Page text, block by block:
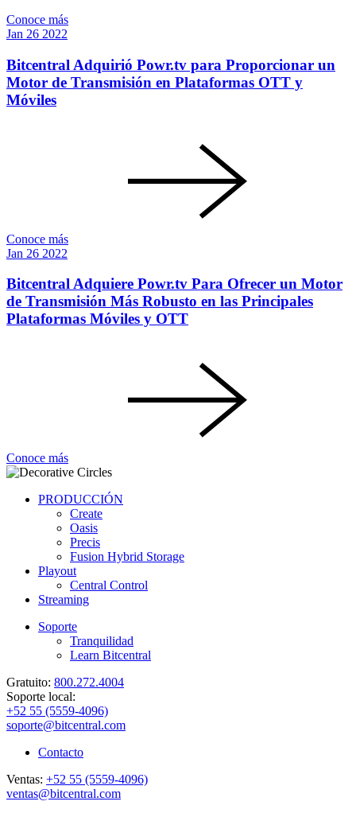
Conoce más
Jan 26 2022
Bitcentral Adquirió Powr.tv para Proporcionar un
Motor de Transmisión en Plataformas OTT y
Móviles
Conoce más
Jan 26 2022
Bitcentral Adquiere Powr.tv Para Ofrecer un Motor
de Transmisión Más Robusto en las Principales
Plataformas Móviles y OTT
Conoce más
PRODUCCIÓN
Create
Oasis
Precis
Fusion Hybrid Storage
Playout
Central Control
Streaming
Soporte
Tranquilidad
Learn Bitcentral
Gratuito: 800.272.4004
Soporte local:
+52 55 (5559-4096)
soporte@bitcentral.com
Contacto
Ventas: +52 55 (5559-4096)
ventas@bitcentral.com